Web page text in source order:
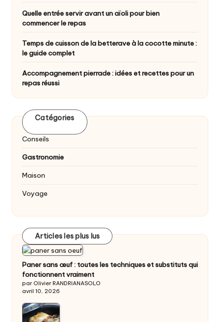
Quelle entrée servir avant un aïoli pour bien
commencer le repas
Temps de cuisson de la betterave à la cocotte minute :
le guide complet
Accompagnement pierrade : idées et recettes pour un
repas réussi
Catégories
Conseils
Gastronomie
Maison
Voyage
Articles les plus lus
Paner sans œuf : toutes les techniques et substituts qui
fonctionnent vraiment
par Olivier RANDRIANASOLO
avril 10, 2026